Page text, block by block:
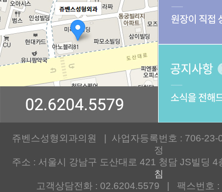
쥬벤스성형외과의원 | 사업자등록번호 : 706-
정
주소 : 서울시 강남구 도산대로 421 청담 JS빌딩
침
고객상담전화 : 02.6204.5579 | 팩스번호 :